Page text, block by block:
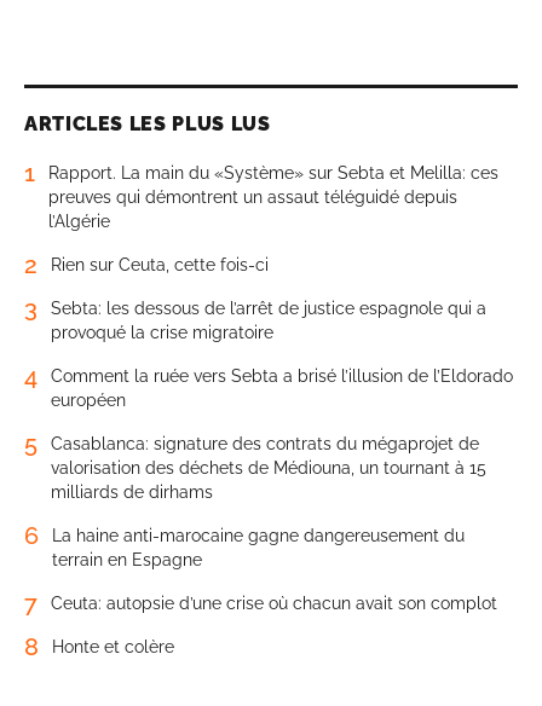
ARTICLES LES PLUS LUS
1
Rapport. La main du «Système» sur Sebta et Melilla: ces
preuves qui démontrent un assaut téléguidé depuis
l’Algérie
2 Rien sur Ceuta, cette fois-ci
3
Sebta: les dessous de l’arrêt de justice espagnole qui a
provoqué la crise migratoire
4
Comment la ruée vers Sebta a brisé l’illusion de l’Eldorado
européen
5
Casablanca: signature des contrats du mégaprojet de
valorisation des déchets de Médiouna, un tournant à 15
milliards de dirhams
6
La haine anti-marocaine gagne dangereusement du
terrain en Espagne
7 Ceuta: autopsie d’une crise où chacun avait son complot
8 Honte et colère